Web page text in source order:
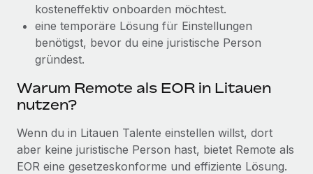
Wie Phiture 55 Mitarbeiter:innen in 19 Ländern
mit Remote verwaltet
Wachstumsberatung für mobile Apps. Das...
kosteneffektiv onboarden möchtest.
eine temporäre Lösung für Einstellungen
benötigst, bevor du eine juristische Person
gründest.
Warum Remote als EOR in Litauen
nutzen?
Wenn du in Litauen Talente einstellen willst, dort
aber keine juristische Person hast, bietet Remote als
EOR eine gesetzeskonforme und effiziente Lösung.